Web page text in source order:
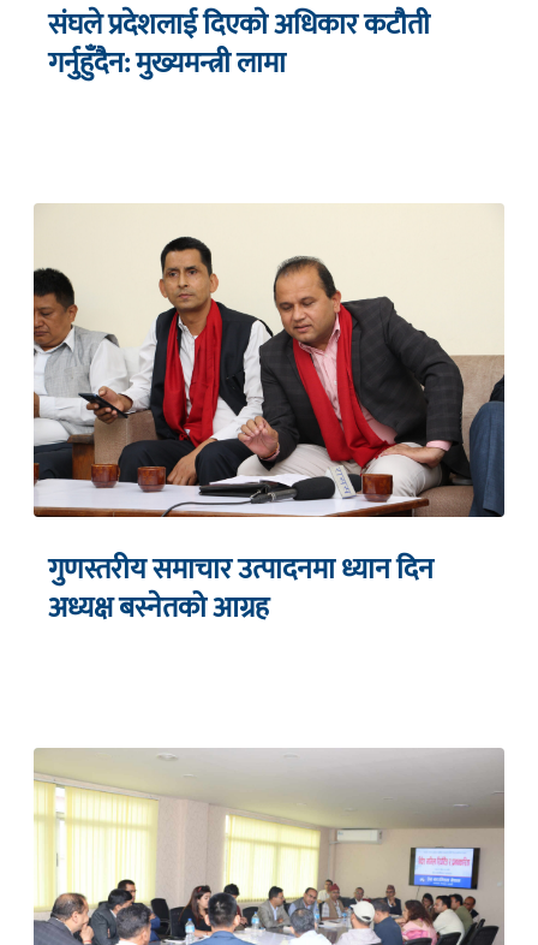
संघले प्रदेशलाई दिएकाे अधिकार कटाैती
गर्नुहुँदैन: मुख्यमन्त्री लामा
गुणस्तरीय समाचार उत्पादनमा ध्यान दिन
अध्यक्ष बस्नेतको आग्रह